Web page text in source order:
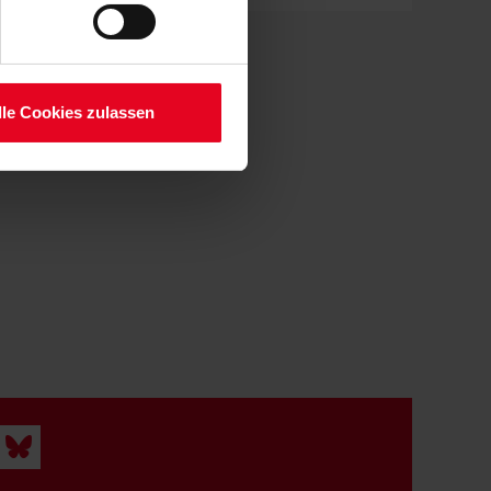
Ihre etwaig erteilten
Cookies zulassen